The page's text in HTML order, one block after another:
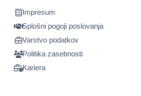
Impresum
Splošni pogoji poslovanja
Varstvo podatkov
Politika zasebnosti
Kariera